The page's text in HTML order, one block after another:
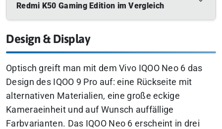
Redmi K50 Gaming Edition im Vergleich
Design & Display
Optisch greift man mit dem Vivo IQOO Neo 6 das
Design des IQOO 9 Pro auf: eine Rückseite mit
alternativen Materialien, eine große eckige
Kameraeinheit und auf Wunsch auffällige
Farbvarianten. Das IQOO Neo 6 erscheint in drei